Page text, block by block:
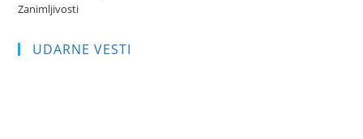
Zanimljivosti
UDARNE VESTI